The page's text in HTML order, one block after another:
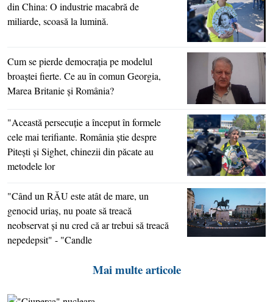
din China: O industrie macabră de
miliarde, scoasă la lumină.
Cum se pierde democraţia pe modelul
broaştei fierte. Ce au în comun Georgia,
Marea Britanie şi România?
"Această persecuţie a început în formele
cele mai terifiante. România ştie despre
Piteşti şi Sighet, chinezii din păcate au
metodele lor
"Când un RĂU este atât de mare, un
genocid uriaş, nu poate să treacă
neobservat şi nu cred că ar trebui să treacă
nepedepsit" - "Candle
Mai multe articole